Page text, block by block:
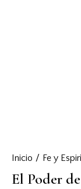
Inicio Fe y
El Poder